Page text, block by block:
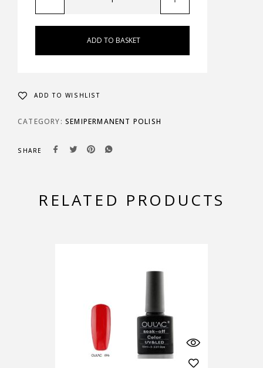
ADD TO BASKET
ADD TO WISHLIST
CATEGORY: SEMIPERMANENT POLISH
SHARE
RELATED PRODUCTS